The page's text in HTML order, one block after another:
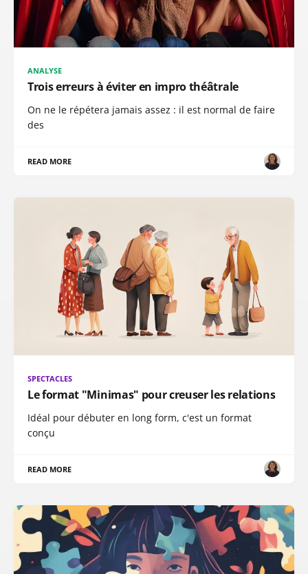
ANALYSE
Trois erreurs à éviter en impro théâtrale
On ne le répétera jamais assez : il est normal de faire
des
READ MORE
SPECTACLES
Le format "Minimas" pour creuser les relations
Idéal pour débuter en long form, c'est un format
conçu
READ MORE